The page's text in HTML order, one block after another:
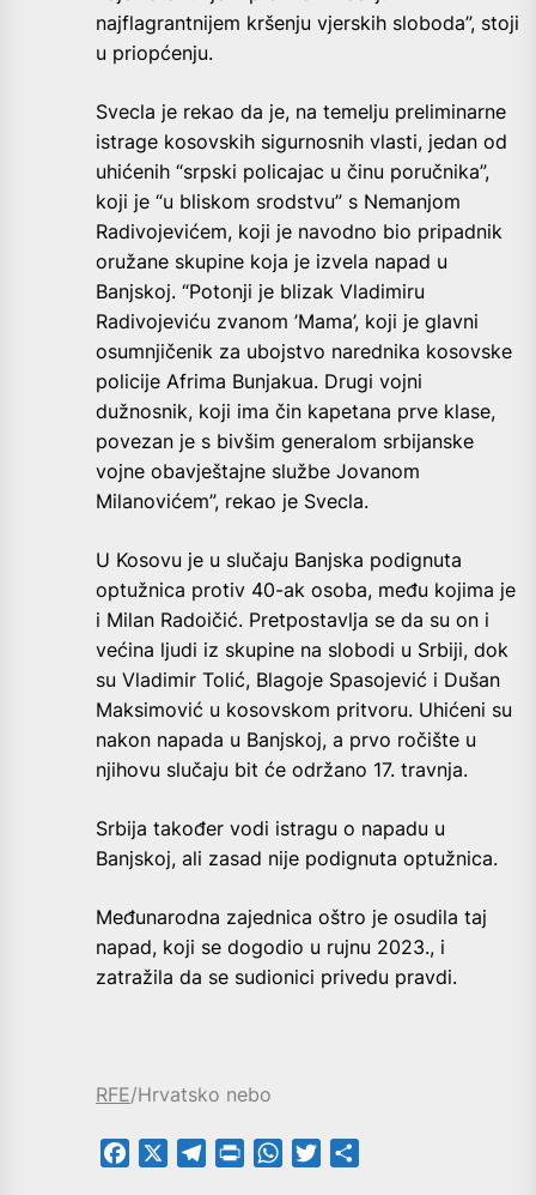
najflagrantnijem kršenju vjerskih sloboda”, stoji
u priopćenju.
Svecla je rekao da je, na temelju preliminarne
istrage kosovskih sigurnosnih vlasti, jedan od
uhićenih “srpski policajac u činu poručnika”,
koji je “u bliskom srodstvu” s Nemanjom
Radivojevićem, koji je navodno bio pripadnik
oružane skupine koja je izvela napad u
Banjskoj. “Potonji je blizak Vladimiru
Radivojeviću zvanom ’Mama’, koji je glavni
osumnjičenik za ubojstvo narednika kosovske
policije Afrima Bunjakua. Drugi vojni
dužnosnik, koji ima čin kapetana prve klase,
povezan je s bivšim generalom srbijanske
vojne obavještajne službe Jovanom
Milanovićem”, rekao je Svecla.
U Kosovu je u slučaju Banjska podignuta
optužnica protiv 40-ak osoba, među kojima je
i Milan Radoičić. Pretpostavlja se da su on i
većina ljudi iz skupine na slobodi u Srbiji, dok
su Vladimir Tolić, Blagoje Spasojević i Dušan
Maksimović u kosovskom pritvoru. Uhićeni su
nakon napada u Banjskoj, a prvo ročište u
njihovu slučaju bit će održano 17. travnja.
Srbija također vodi istragu o napadu u
Banjskoj, ali zasad nije podignuta optužnica.
Međunarodna zajednica oštro je osudila taj
napad, koji se dogodio u rujnu 2023., i
zatražila da se sudionici privedu pravdi.
RFE/Hrvatsko nebo
Facebook TelegramPrintFriendly
WhatsApp
Twitter